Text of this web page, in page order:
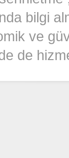
bilgi
ve
de